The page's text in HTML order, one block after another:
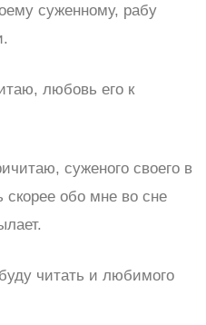
суженному, рабу
любовь его к
суженого своего в
обо мне во сне
читать и любимого